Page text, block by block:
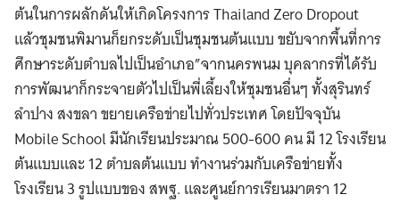
ต้นในการผลักดันให้เกิดโครงการ Thailand Zero Dropout
แล้วชุมชนพิมานก็ยกระดับเป็นชุมชนต้นแบบ ขยับจากพื้นที่การ
ศึกษาระดับตำบลไปเป็นอำเภอ”จากนครพนม บุคลากรที่ได้รับ
การพัฒนาก็กระจายตัวไปเป็นพี่เลี้ยงให้ชุมชนอื่นๆ ทั้งสุรินทร์
ลำปาง สงขลา ขยายเครือข่ายไปทั่วประเทศ โดยปัจจุบัน
Mobile School มีนักเรียนประมาณ 500-600 คน มี 12 โรงเรียน
ต้นแบบและ 12 ตำบลต้นแบบ ทำงานร่วมกับเครือข่ายทั้ง
โรงเรียน 3 รูปแบบของ สพฐ. และศูนย์การเรียนมาตรา 12